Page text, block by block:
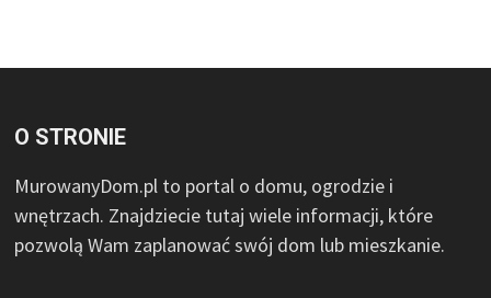
O STRONIE
MurowanyDom.pl to portal o domu, ogrodzie i
wnętrzach. Znajdziecie tutaj wiele informacji, które
pozwolą Wam zaplanować swój dom lub mieszkanie.